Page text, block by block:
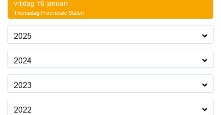
vrijdag 16 januari2026
Themadag Provinciale Staten
2025
2024
2023
2022